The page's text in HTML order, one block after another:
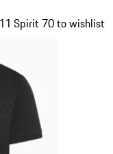
Spirit 70 to wishlist